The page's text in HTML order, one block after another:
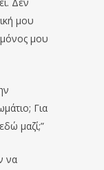
μου
μου
Για
μαζί;”
να